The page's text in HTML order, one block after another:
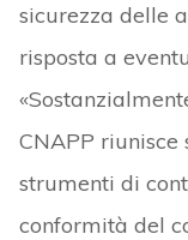
sicurezza delle
risposta a
CNAPP riunisce
strumenti di
conformità del